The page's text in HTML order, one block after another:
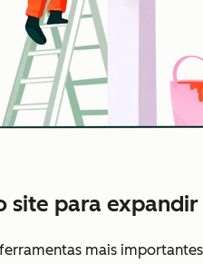
site para expandir
mais